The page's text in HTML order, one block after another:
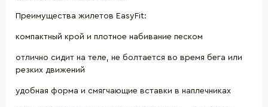
Преимущества жилетов EasyFit:
компактный крой и плотное набивание песком
отлично сидит на теле, не болтается во время бега или
резких движений
удобная форма и смягчающие вставки в наплечниках